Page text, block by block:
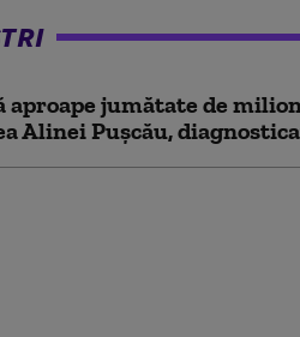
jumătate de
Alinei Pușcău,